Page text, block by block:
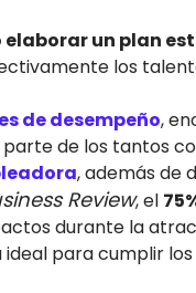
elaborar un plan
los
de desempeño,
parte de los tantos
, además de
Review, el
durante la
para cumplir